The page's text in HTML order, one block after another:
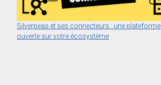
Silverpeas et ses connecteurs : une plateforme
ouverte sur votre écosystème